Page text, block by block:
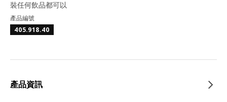
裝任何飲品都可以
產品編號
405.918.40
產品資訊